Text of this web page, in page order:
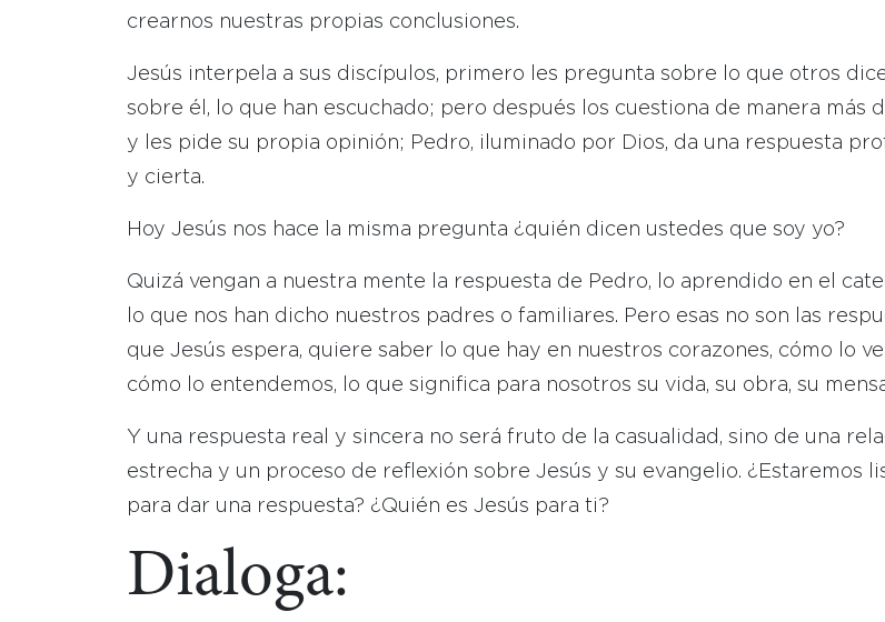
crearnos nuestras propias conclusiones.
Jesús interpela a sus discípulos, primero les pregunta sobre lo que otros
sobre él, lo que han escuchado; pero después los cuestiona de manera más
y les pide su propia opinión; Pedro, iluminado por Dios, da una respuesta
y cierta.
Hoy Jesús nos hace la misma pregunta ¿quién dicen ustedes que soy yo?
Quizá vengan a nuestra mente la respuesta de Pedro, lo aprendido en el
lo que nos han dicho nuestros padres o familiares. Pero esas no son las
que Jesús espera, quiere saber lo que hay en nuestros corazones, cómo lo
cómo lo entendemos, lo que significa para nosotros su vida, su obra, su
Y una respuesta real y sincera no será fruto de la casualidad, sino de una
estrecha y un proceso de reflexión sobre Jesús y su evangelio. ¿Estaremos
para dar una respuesta? ¿Quién es Jesús para ti?
Dialoga: